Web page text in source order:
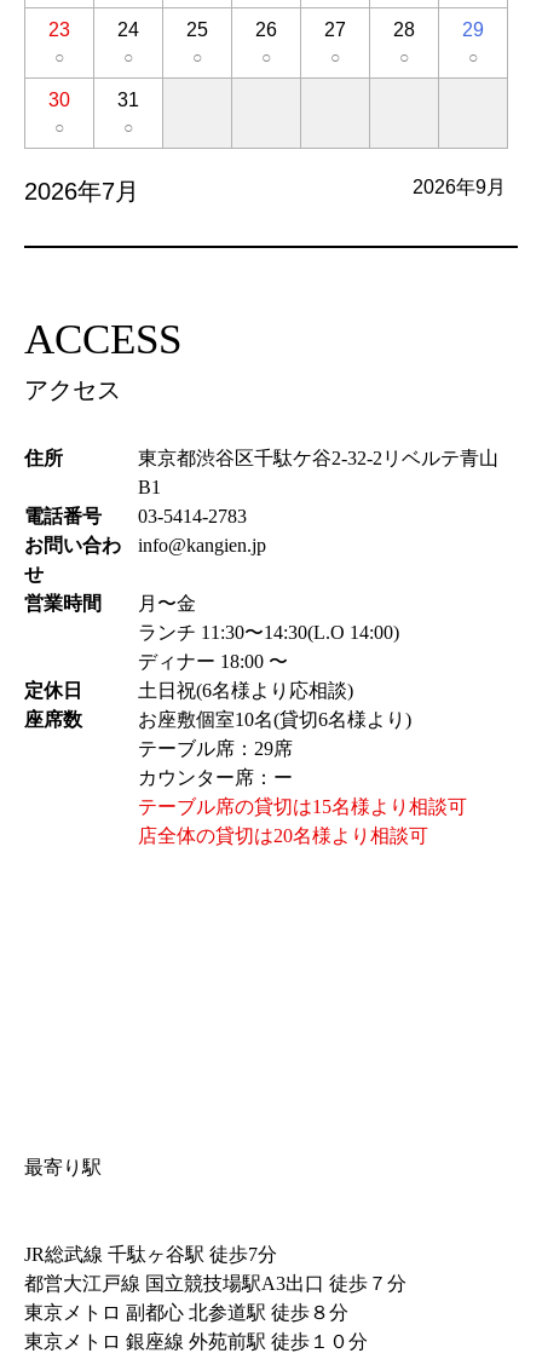
23
○
24
○
25
○
26
○
27
○
28
○
29
○
30
○
31
○
2026年7月 2026年9月
ACCESS
アクセス
住所
東京都渋谷区千駄ケ谷2-32-2リベルテ青山
B1
電話番号
03-5414-2783
お問い合わ
せ
info@kangien.jp
営業時間
月〜金
ランチ 11:30〜14:30(L.O 14:00)
ディナー 18:00 〜
定休日
土日祝(6名様より応相談)
座席数
お座敷個室10名(貸切6名様より)
テーブル席：29席
カウンター席：ー
テーブル席の貸切は15名様より相談可
店全体の貸切は20名様より相談可
最寄り駅
JR総武線 千駄ヶ谷駅 徒歩7分
都営大江戸線 国立競技場駅A3出口 徒歩７分
東京メトロ 副都心 北参道駅 徒歩８分
東京メトロ 銀座線 外苑前駅 徒歩１０分